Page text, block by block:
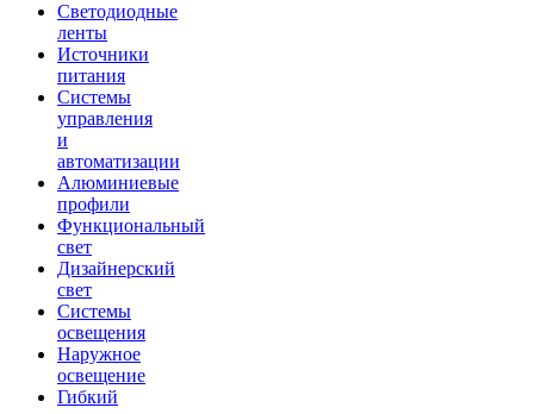
Светодиодные
ленты
Источники
питания
Системы
управления
и
автоматизации
Алюминиевые
профили
Функциональный
свет
Дизайнерский
свет
Системы
освещения
Наружное
освещение
Гибкий